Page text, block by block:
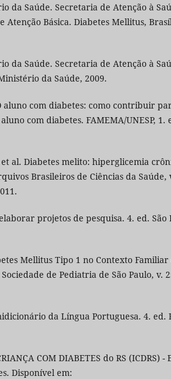
da Saúde. Secretaria de Atenção à
Atenção Básica. Diabetes Mellitus,
da Saúde. Secretaria de Atenção à
da Saúde, 2009.
aluno com diabetes: como contribuir
com diabetes. FAMEMA/UNESP,
et al. Diabetes melito: hiperglicemia
Brasileiros de Ciências da Saúde,
projetos de pesquisa. 4. ed. São
Mellitus Tipo 1 no Contexto Familiar
de Pediatria de São Paulo, v.
da Língua Portuguesa. 4. ed.
COM DIABETES do RS (ICDRS)
Disponível em: